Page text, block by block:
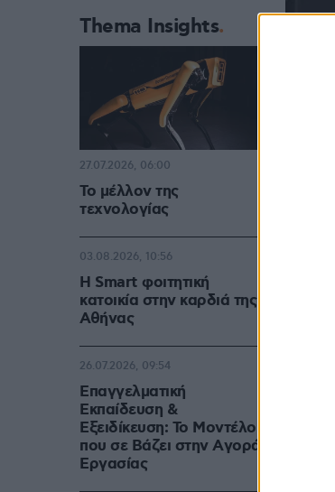
Thema Insights
Το μέλλον της
τεχνολογίας
27.07.2026, 06:00
Η Smart φοιτητική
κατοικία στην καρδιά της
Αθήνας
03.08.2026, 10:56
Επαγγελματική
Εκπαίδευση &
Εξειδίκευση: Το Mοντέλο
που σε Bάζει στην Aγορά
Eργασίας
26.07.2026, 09:54